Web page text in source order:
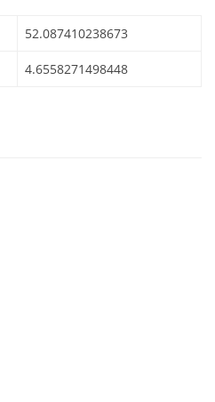
52.087410238673
4.6558271498448